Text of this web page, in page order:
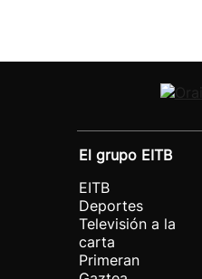
El grupo EITB
EITB
Deportes
Televisión a la
carta
Primeran